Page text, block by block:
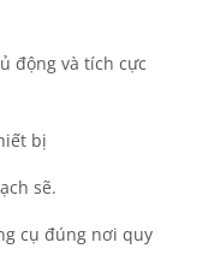
động và tích cực
bị
sẽ.
cụ đúng nơi quy